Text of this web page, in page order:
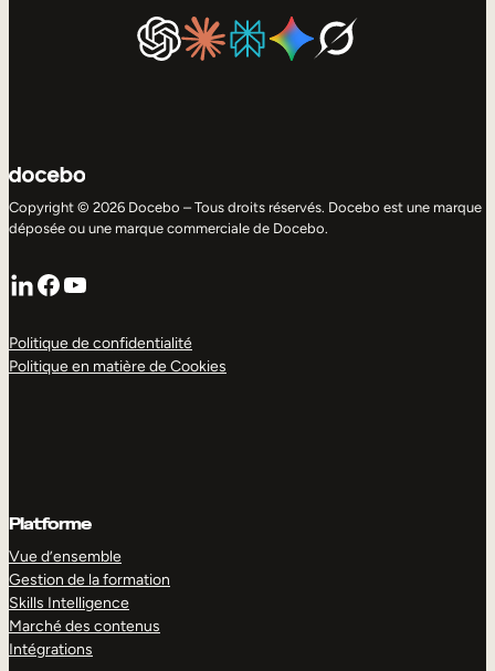
Copyright © 2026 Docebo – Tous droits réservés. Docebo est une marque
déposée ou une marque commerciale de Docebo.
LinkedIn
Facebook
YouTube
Politique de confidentialité
Politique en matière de Cookies
Platforme
Vue d’ensemble
Gestion de la formation
Skills Intelligence
Marché des contenus
Intégrations